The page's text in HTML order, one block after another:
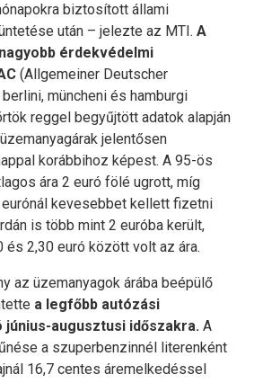
biztosított állami
után – jelezte az MTI. A
érdekvédelmi
(Allgemeiner Deutscher
müncheni és hamburgi
reggel begyűjtött adatok alapján
jelentősen
korábbihoz képest. A 95-ös
ára 2 euró fölé ugrott, míg
kevesebbet kellett fizetni
is több mint 2 euróba került,
2,30 euró között volt az ára.
az üzemanyagok árába beépülő
a legfőbb autózási
június-augusztusi időszakra. A
a szuperbenzinnél literenként
16,7 centes áremelkedéssel